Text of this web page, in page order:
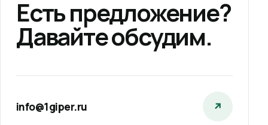
Есть предложение?
Давайте обсудим.
info@1giper.ru ↗